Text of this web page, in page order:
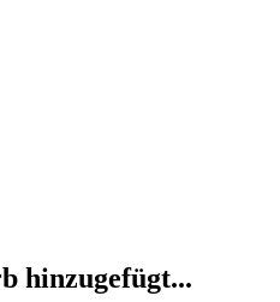
hinzugefügt...